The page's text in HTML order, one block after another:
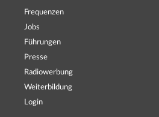
Frequenzen
Jobs
Führungen
Presse
Radiowerbung
Weiterbildung
Login